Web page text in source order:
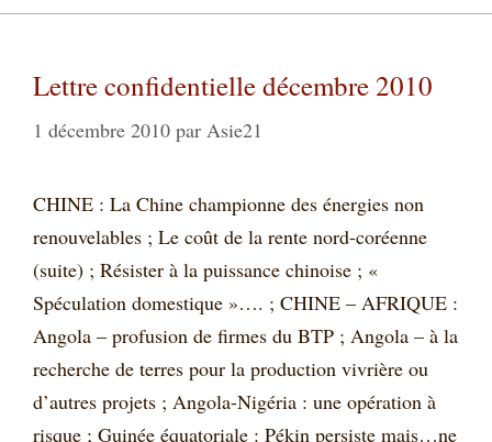
Lettre confidentielle décembre 2010
1 décembre 2010 par Asie21
CHINE : La Chine championne des énergies non
renouvelables ; Le coût de la rente nord-coréenne
(suite) ; Résister à la puissance chinoise ; «
Spéculation domestique »…. ; CHINE – AFRIQUE :
Angola – profusion de firmes du BTP ; Angola – à la
recherche de terres pour la production vivrière ou
d’autres projets ; Angola-Nigéria : une opération à
risque ; Guinée équatoriale : Pékin persiste mais…ne